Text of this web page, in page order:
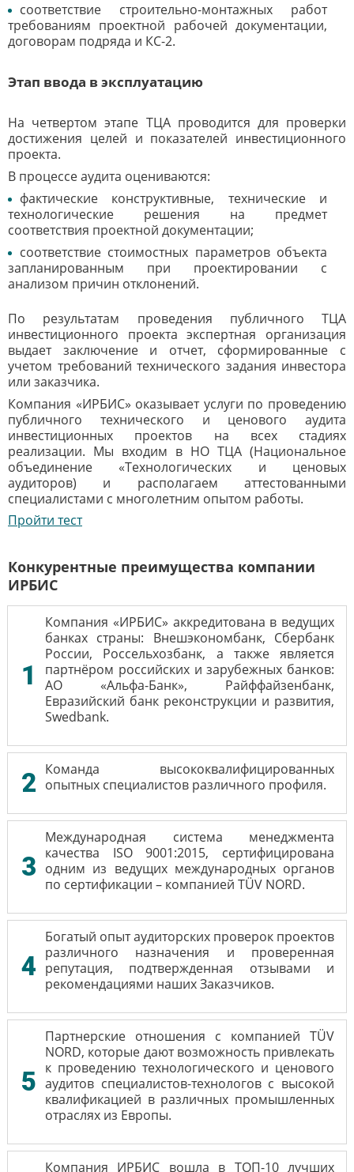
соответствие строительно-монтажных работ
требованиям проектной рабочей документации,
договорам подряда и КС-2.
Этап ввода в эксплуатацию
На четвертом этапе ТЦА проводится для проверки
достижения целей и показателей инвестиционного
проекта.
В процессе аудита оцениваются:
фактические конструктивные, технические и
технологические решения на предмет
соответствия проектной документации;
соответствие стоимостных параметров объекта
запланированным при проектировании с
анализом причин отклонений.
По результатам проведения публичного ТЦА
инвестиционного проекта экспертная организация
выдает заключение и отчет, сформированные с
учетом требований технического задания инвестора
или заказчика.
Компания «ИРБИС» оказывает услуги по проведению
публичного технического и ценового аудита
инвестиционных проектов на всех стадиях
реализации. Мы входим в НО ТЦА (Национальное
объединение «Технологических и ценовых
аудиторов) и располагаем аттестованными
специалистами с многолетним опытом работы.
Пройти тест
Конкурентные преимущества компании
ИРБИС
1
Компания «ИРБИС» аккредитована в ведущих
банках страны: Внешэкономбанк, Сбербанк
России, Россельхозбанк, а также является
партнёром российских и зарубежных банков:
АО «Альфа-Банк», Райффайзенбанк,
Евразийский банк реконструкции и развития,
Swedbank.
2 Команда высококвалифицированных
опытных специалистов различного профиля.
3
Международная система менеджмента
качества ISO 9001:2015, сертифицирована
одним из ведущих международных органов
по сертификации – компанией TÜV NORD.
4
Богатый опыт аудиторских проверок проектов
различного назначения и проверенная
репутация, подтвержденная отзывами и
рекомендациями наших Заказчиков.
5
Партнерские отношения с компанией TÜV
NORD, которые дают возможность привлекать
к проведению технологического и ценового
аудитов специалистов-технологов с высокой
квалификацией в различных промышленных
отраслях из Европы.
Компания ИРБИС вошла в ТОП-10 лучших